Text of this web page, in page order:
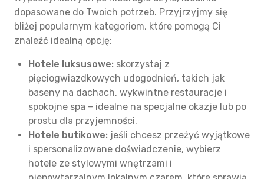
dopasowane do Twoich potrzeb. Przyjrzyjmy się
bliżej popularnym kategoriom, które pomogą Ci
znaleźć idealną opcję:
Hotele luksusowe: skorzystaj z
pięciogwiazdkowych udogodnień, takich jak
baseny na dachach, wykwintne restauracje i
spokojne spa – idealne na specjalne okazje lub po
prostu dla przyjemności.
Hotele butikowe: jeśli chcesz przeżyć wyjątkowe
i spersonalizowane doświadczenie, wybierz
hotele ze stylowymi wnętrzami i